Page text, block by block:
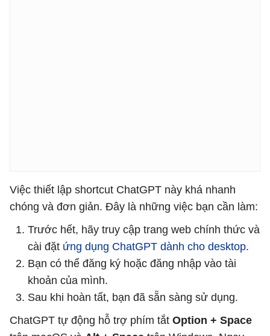
Việc thiết lập shortcut ChatGPT này khá nhanh
chóng và đơn giản. Đây là những việc bạn cần làm:
Trước hết, hãy truy cập trang web chính thức và
cài đặt ứng dụng ChatGPT dành cho desktop.
Bạn có thể đăng ký hoặc đăng nhập vào tài
khoản của mình.
Sau khi hoàn tất, bạn đã sẵn sàng sử dụng.
ChatGPT tự động hỗ trợ phím tắt Option + Space